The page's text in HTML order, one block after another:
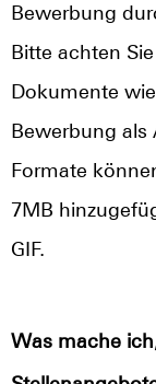
Bewerbung
Bitte achten
Dokumente
Bewerbung als
Formate
7MB
GIF.
Was mache